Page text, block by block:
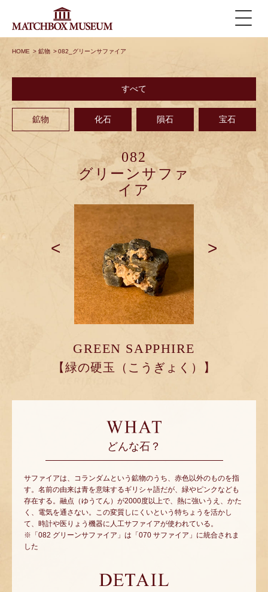
HOME > 鉱物 > 082_グリーンサファイア
すべて
鉱物 化石 隕石 宝石
<
082
グリーンサファ
イア
>
GREEN SAPPHIRE
【緑の硬玉（こうぎょく）】
どんな石？
サファイアは、コランダムという鉱物のうち、赤色以外のものを指
す。名前の由来は青を意味するギリシャ語だが、緑やピンクなども
存在する。融点（ゆうてん）が2000度以上で、熱に強いうえ、かた
く、電気を通さない。この変質しにくいという特ちょうを活かし
て、時計や医りょう機器に人工サファイアが使われている。
※「082 グリーンサファイア」は「070 サファイア」に統合されま
した